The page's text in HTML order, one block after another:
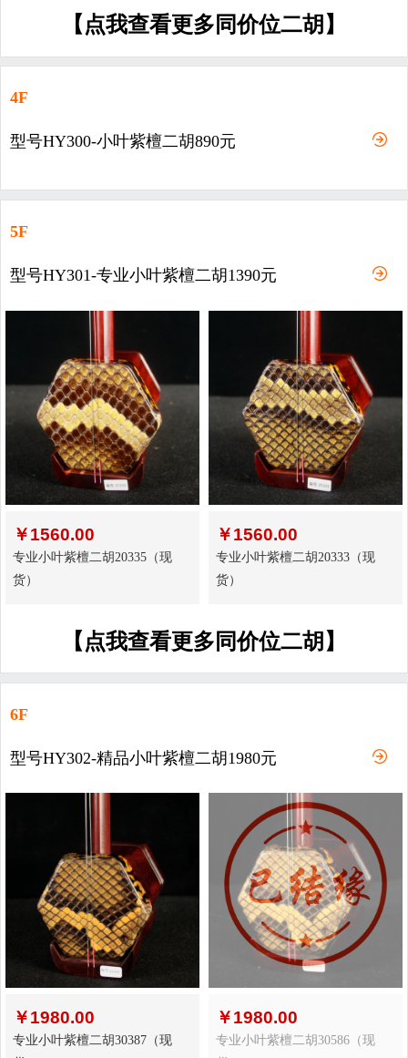
【点我查看更多同价位二胡】
4F
型号HY300-小叶紫檀二胡890元
5F
型号HY301-专业小叶紫檀二胡1390元
￥1560.00
专业小叶紫檀二胡20335（现
货）
￥1560.00
专业小叶紫檀二胡20333（现
货）
【点我查看更多同价位二胡】
6F
型号HY302-精品小叶紫檀二胡1980元
￥1980.00
专业小叶紫檀二胡30387（现
￥1980.00
专业小叶紫檀二胡30586（现